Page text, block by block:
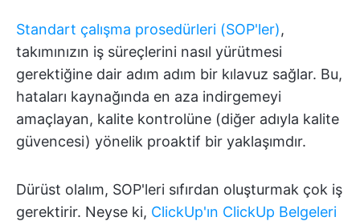
Standart çalışma prosedürleri (SOP'ler),
takımınızın iş süreçlerini nasıl yürütmesi
gerektiğine dair adım adım bir kılavuz sağlar. Bu,
hataları kaynağında en aza indirgemeyi
amaçlayan, kalite kontrolüne (diğer adıyla kalite
güvencesi) yönelik proaktif bir yaklaşımdır.
Dürüst olalım, SOP'leri sıfırdan oluşturmak çok iş
gerektirir. Neyse ki, ClickUp'ın ClickUp Belgeleri